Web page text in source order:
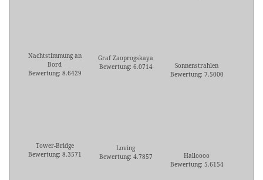
Nachtstimmung an
Bord
Bewertung: 8.6429
Graf Zaoprogskaya
Bewertung: 6.0714
Sonnenstrahlen
Bewertung: 7.5000
Tower-Bridge
Bewertung: 8.3571
Loving
Bewertung: 4.7857
Halloooo
Bewertung: 5.6154